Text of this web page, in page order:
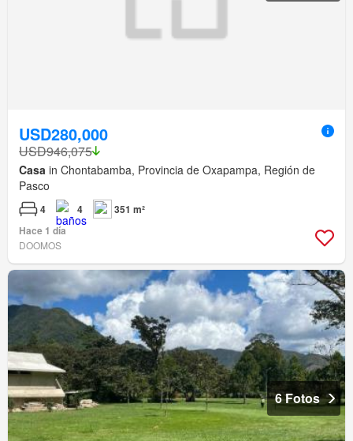
USD280,000
USD946,075
Casa in Chontabamba, Provincia de Oxapampa, Región de
Pasco
4 4
351 m²
Hace 1 día
DOOMOS
6 Fotos